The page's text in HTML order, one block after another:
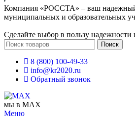
Компания «РОССТА» – ваш
муниципальных и образовательных
Сделайте выбор в пользу надежности
Поиск
8 (800) 100-49-33
info@kr2020.ru
Обратный звонок
мы в MAX
Меню